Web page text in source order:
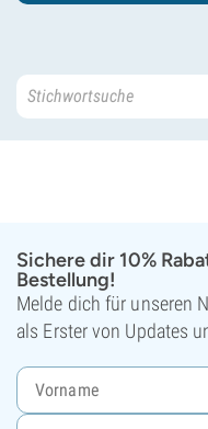
Sichere dir 10%
Bestellung!
Melde dich für unseren
als Erster von Updates